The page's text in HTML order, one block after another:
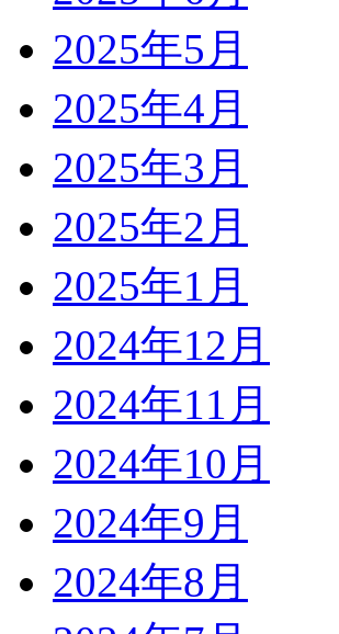
2025年5月
2025年4月
2025年3月
2025年2月
2025年1月
2024年12月
2024年11月
2024年10月
2024年9月
2024年8月